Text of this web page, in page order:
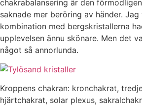
chakrabalansering är den
saknade mer beröring av händer.
kombination med bergskristallerna
upplevelsen ännu skönare. Men det
något så annorlunda.
Kroppens chakran: kronchakrat,
hjärtchakrat, solar plexus,